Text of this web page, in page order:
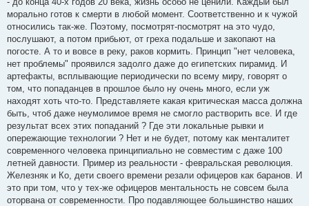
морально готов к смерти в любой момент. Соответственно и к чужой
относились так-же. Поэтому, посмотрят-посмотрят на это чудо,
послушают, а потом прибьют, от греха подальше и закопают на
погосте. А то и вовсе в реку, раков кормить. Принцип "нет человека,
нет проблемы" проявился задолго даже до египетских пирамид. И
артефакты, всплывающие периодически по всему миру, говорят о
том, что попаданцев в прошлое было ну очень много, если уж
находят хоть что-то. Представляете какая критическая масса должна
быть, чтоб даже неумолимое время не смогло растворить все. И где
результат всех этих попаданий ? Где эти локальные рывки и
опережающие технологии ? Нет и не будет, потому как менталитет
современного человека принципиально не совместим с даже 100
летней давности. Пример из реальности - февральская революция.
Железняк и Ко, дети своего времени резали офицеров как баранов. И
это при том, что у тех-же офицеров ментальность не совсем была
оторвана от современности. Про подавляющее большинство наших